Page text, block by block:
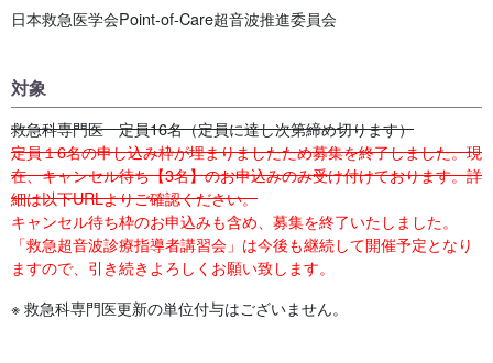
日本救急医学会Point-of-Care超音波推進委員会
対象
救急科専門医 定員16名（定員に達し次第締め切ります）
定員１6名の申し込み枠が埋まりましたため募集を終了しました。現
在、キャンセル待ち【3名】のお申込みのみ受け付けております。詳
細は以下URLよりご確認ください。
キャンセル待ち枠のお申込みも含め、募集を終了いたしました。
「救急超音波診療指導者講習会」は今後も継続して開催予定となり
ますので、引き続きよろしくお願い致します。
※ 救急科専門医更新の単位付与はございません。